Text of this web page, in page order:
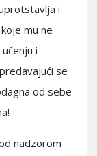
i
mu ne
i
se
od sebe
nadzorom